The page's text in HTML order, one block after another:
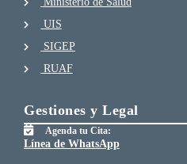
UIS
SIGEP
RUAF
Gestiones y Legal
Agenda tu Cita:
Línea de WhatsApp